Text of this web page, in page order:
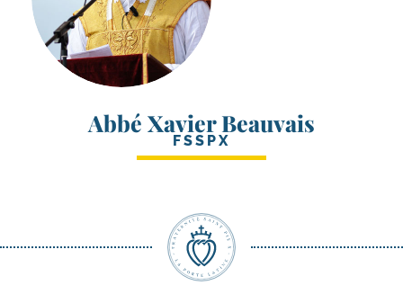
Abbé Xavier Beauvais
FSSPX